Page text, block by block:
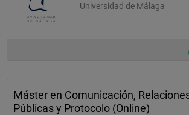
Universidad de Málaga
Máster en Comunicación,
Públicas y Protocolo (Online)